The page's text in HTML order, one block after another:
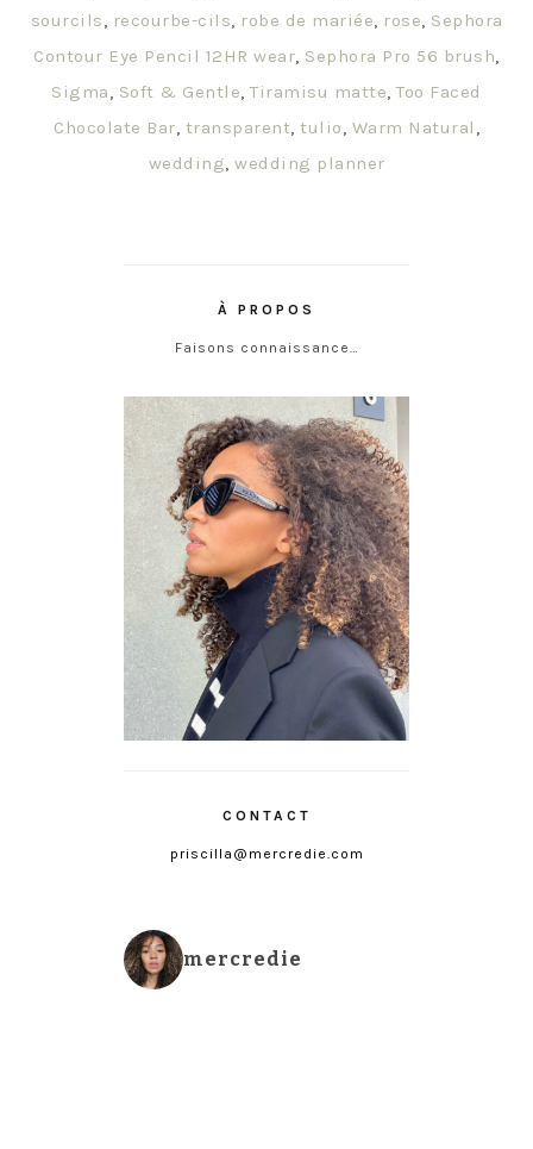
sourcils, recourbe-cils, robe de mariée, rose, Sephora
Contour Eye Pencil 12HR wear, Sephora Pro 56 brush,
Sigma, Soft & Gentle,Tiramisu matte,Too Faced
Chocolate Bar, transparent, tulio, Warm Natural ,
wedding, wedding planner
À PROPOS
Faisons connaissance…
CONTACT
priscilla@mercredie.com
mercredie